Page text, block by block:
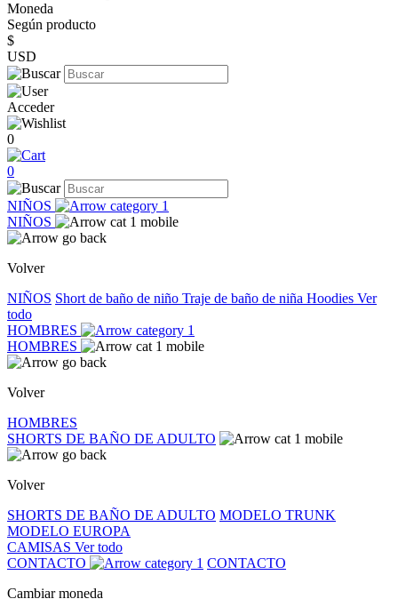
Moneda
Según producto
$
USD
Acceder
0
0
NIÑOS
NIÑOS
Volver
NIÑOS Short de baño de niño Traje de baño de niña Hoodies Ver
todo
HOMBRES
HOMBRES
Volver
HOMBRES
SHORTS DE BAÑO DE ADULTO
Volver
SHORTS DE BAÑO DE ADULTO MODELO TRUNK
MODELO EUROPA
CAMISAS Ver todo
CONTACTO
CONTACTO
Cambiar moneda